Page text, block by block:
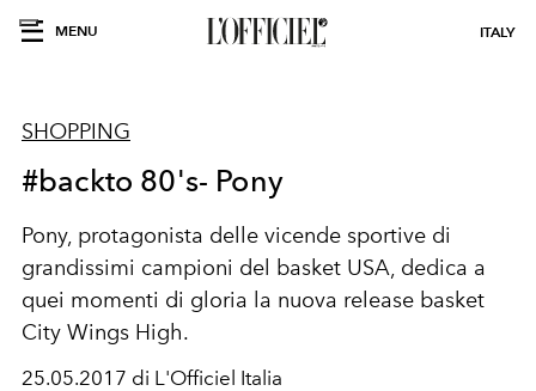
MENU ITALY
SHOPPING
#backto 80's- Pony
Pony, protagonista delle vicende sportive di
grandissimi campioni del basket USA, dedica a
quei momenti di gloria la nuova release basket
City Wings High.
25.05.2017 di L'Officiel Italia